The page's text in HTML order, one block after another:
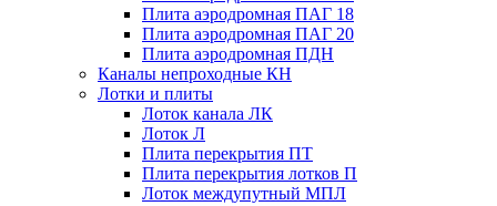
Плита аэродромная ПАГ 18
Плита аэродромная ПАГ 20
Плита аэродромная ПДН
Каналы непроходные КН
Лотки и плиты
Лоток канала ЛК
Лоток Л
Плита перекрытия ПТ
Плита перекрытия лотков П
Лоток междупутный МПЛ